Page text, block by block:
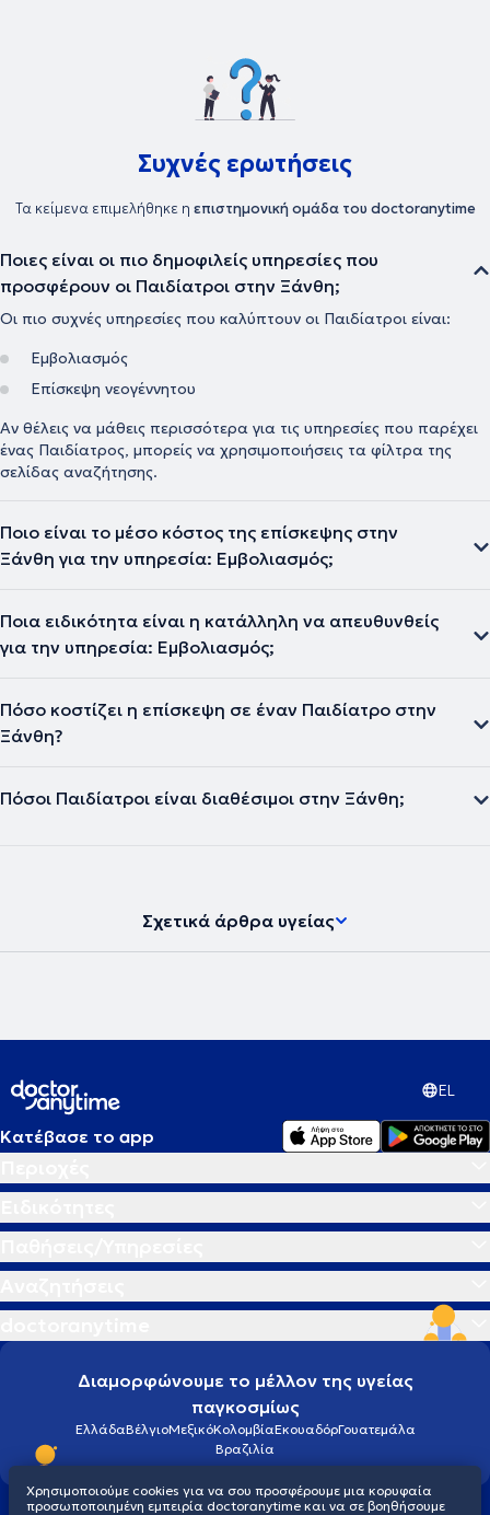
Συχνές ερωτήσεις
Τα κείμενα επιμελήθηκε η επιστημονική ομάδα του doctoranytime
Ποιες είναι οι πιο δημοφιλείς υπηρεσίες που
προσφέρουν οι Παιδίατροι στην Ξάνθη;
Οι πιο συχνές υπηρεσίες που καλύπτουν οι Παιδίατροι είναι:
Εμβολιασμός
Επίσκεψη νεογέννητου
Αν θέλεις να μάθεις περισσότερα για τις υπηρεσίες που παρέχει
ένας Παιδίατρος, μπορείς να χρησιμοποιήσεις τα φίλτρα της
σελίδας αναζήτησης.
Ποιο είναι το μέσο κόστος της επίσκεψης στην
Ξάνθη για την υπηρεσία: Εμβολιασμός;
Ποια ειδικότητα είναι η κατάλληλη να απευθυνθείς
για την υπηρεσία: Εμβολιασμός;
Πόσο κοστίζει η επίσκεψη σε έναν Παιδίατρο στην
Ξάνθη?
Πόσοι Παιδίατροι είναι διαθέσιμοι στην Ξάνθη;
Σχετικά άρθρα υγείας
EL
Κατέβασε το app
Διαμορφώνουμε το μέλλον της υγείας
παγκοσμίως
ΕλλάδαΒέλγιοΜεξικόΚολομβίαΕκουαδόρΓουατεμάλα
Βραζιλία
Χρησιμοποιούμε cookies για να σου προσφέρουμε μια κορυφαία
προσωποποιημένη εμπειρία doctoranytime και να σε βοηθήσουμε